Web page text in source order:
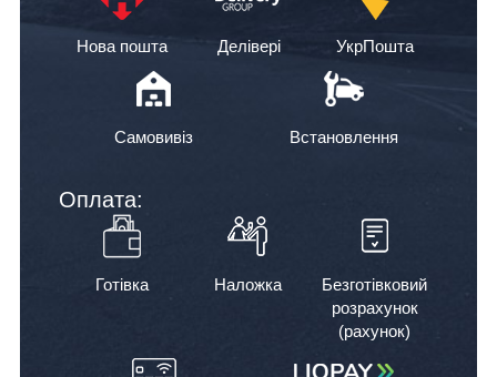
Нова пошта Делівері УкрПошта
Самовивіз Встановлення
Оплата:
Готівка Наложка
Безготівковий
розрахунок
(рахунок)